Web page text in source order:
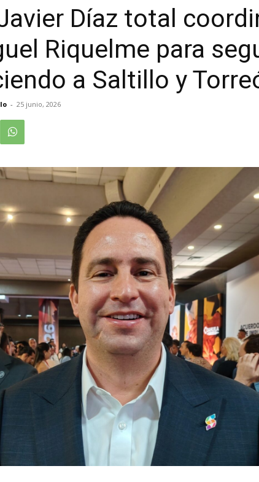
Díaz total
Riquelme para
a Saltillo y
- 25 junio, 2026